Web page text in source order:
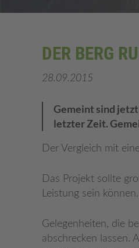
DER BERG
28.09.2015
Gemeint sind
letzter Zeit.
Der Vergleich mit
Das Projekt sollte
Leistung sein
Gelegenheiten, die
abschrecken lassen.